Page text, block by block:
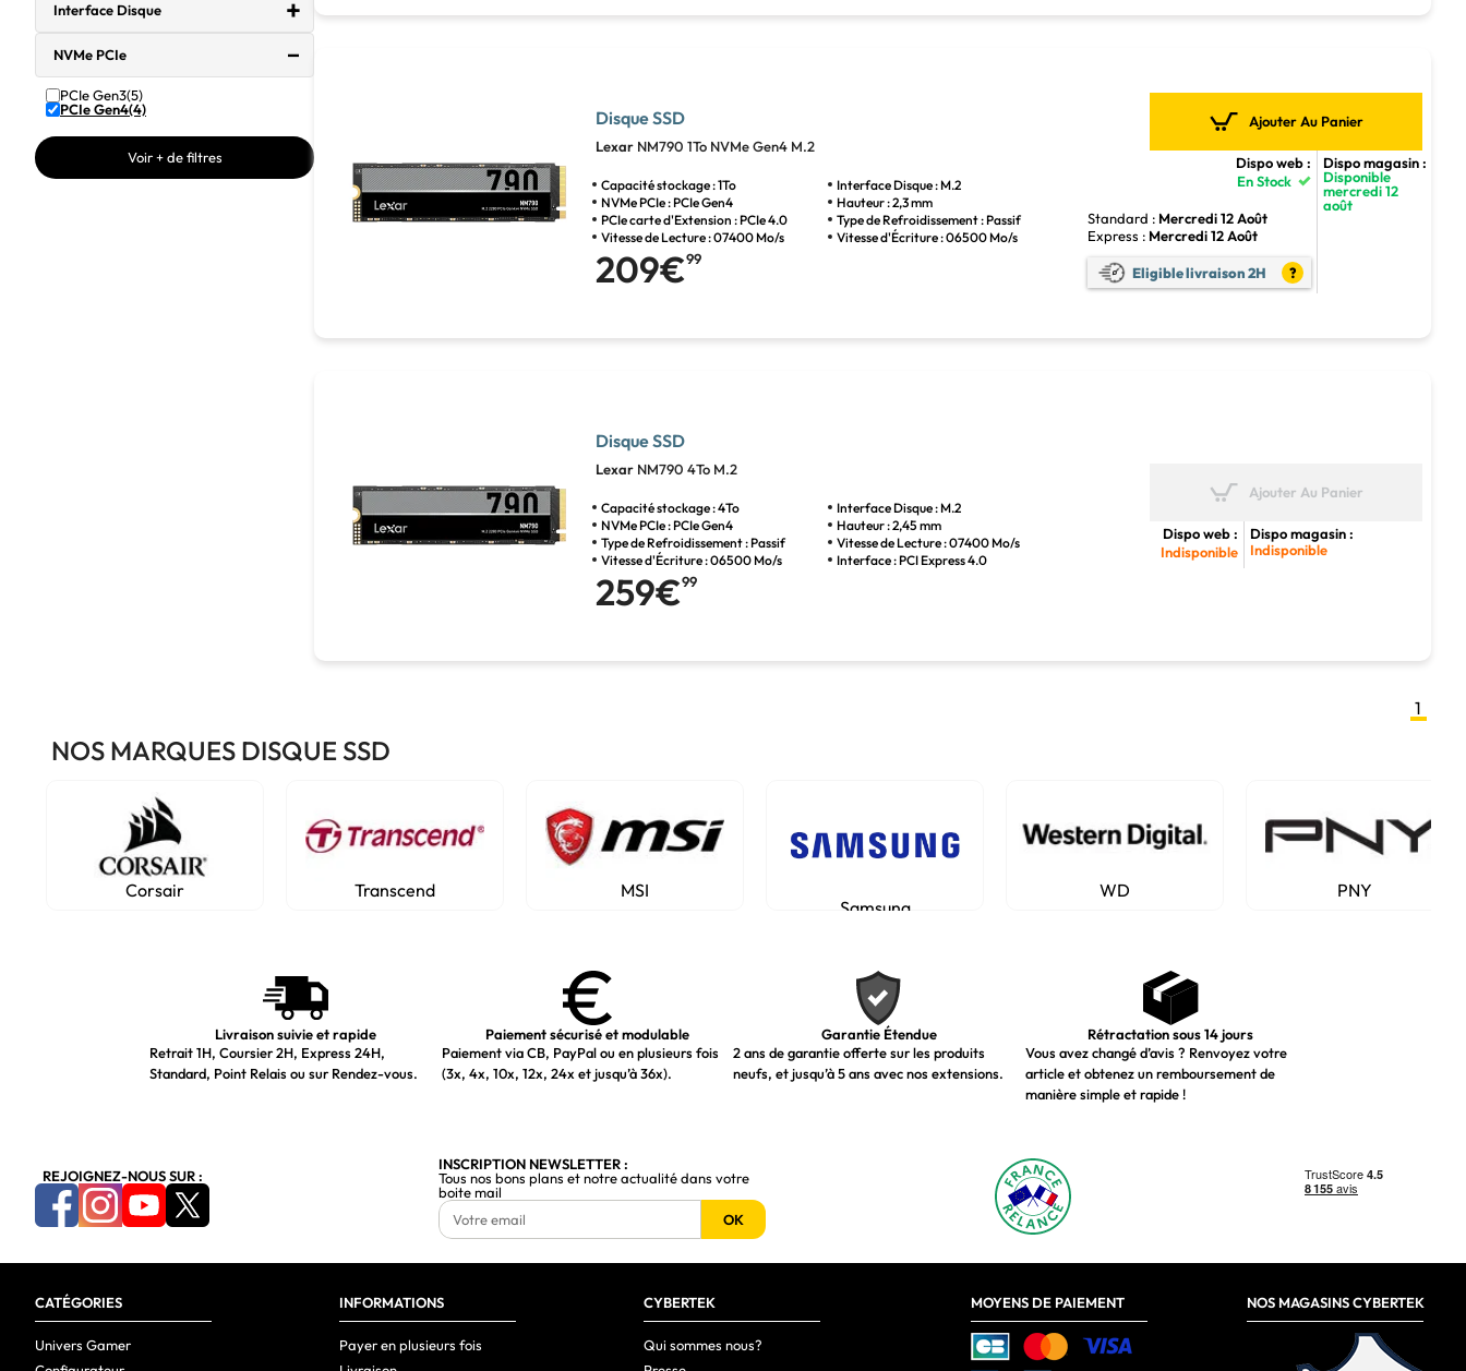
Interface Disque
NVMe PCIe
PCIe Gen3(5)
PCIe Gen4(4)
Voir + de filtres
Disque SSD
Lexar NM790 1To NVMe Gen4 M.2
Capacité stockage : 1To
Interface Disque : M.2
NVMe PCIe : PCIe Gen4
Hauteur : 2,3 mm
PCIe carte d'Extension : PCIe 4.0
Type de Refroidissement : Passif
Vitesse de Lecture : 07400 Mo/s
Vitesse d'Écriture : 06500 Mo/s
209€99
Ajouter Au Panier
Dispo web :
En Stock
Standard : Mercredi 12 Août
Express : Mercredi 12 Août
Eligible livraison 2H ?
Dispo magasin :
Disponible
mercredi 12
août
Disque SSD
Lexar NM790 4To M.2
Capacité stockage : 4To
Interface Disque : M.2
NVMe PCIe : PCIe Gen4
Hauteur : 2,45 mm
Type de Refroidissement : Passif
Vitesse de Lecture : 07400 Mo/s
Vitesse d'Écriture : 06500 Mo/s
Interface : PCI Express 4.0
259€99
Ajouter Au Panier
Dispo web :
Indisponible
Dispo magasin :
Indisponible
1
NOS MARQUES DISQUE SSD
Corsair Transcend
MSI
Samsung
WD PNY
Livraison suivie et rapide
Retrait 1H, Coursier 2H, Express 24H,
Standard, Point Relais ou sur Rendez-vous.
Paiement sécurisé et modulable
Paiement via CB, PayPal ou en plusieurs fois
(3x, 4x, 10x, 12x, 24x et jusqu’à 36x).
Garantie Étendue
2 ans de garantie offerte sur les produits
neufs, et jusqu’à 5 ans avec nos extensions.
Rétractation sous 14 jours
Vous avez changé d’avis ? Renvoyez votre
article et obtenez un remboursement de
manière simple et rapide !
REJOIGNEZ-NOUS SUR :
INSCRIPTION NEWSLETTER :
Tous nos bons plans et notre actualité dans votre
boite mail
OK
CATÉGORIES
Univers Gamer
INFORMATIONS
Payer en plusieurs fois
CYBERTEK
Qui sommes nous?
MOYENS DE PAIEMENT NOS MAGASINS CYBERTEK